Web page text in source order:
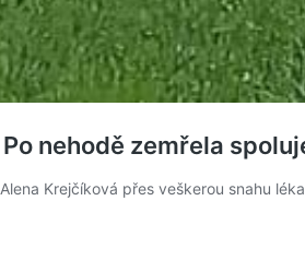
nehodě zemřela
Krejčíková přes veškerou snahu